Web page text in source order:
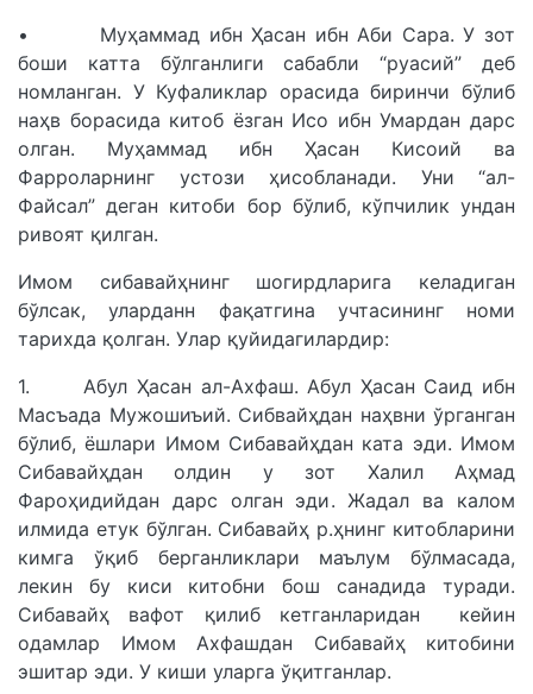
• Муҳаммад ибн Ҳасан ибн Аби Сара. У зот
боши катта бўлганлиги сабабли “руасий” деб
номланган. У Куфаликлар орасида биринчи бўлиб
наҳв борасида китоб ёзган Исо ибн Умардан дарс
олган. Муҳаммад ибн Ҳасан Кисоий ва
Фарроларнинг устози ҳисобланади. Уни “ал-
Файсал” деган китоби бор бўлиб, кўпчилик ундан
ривоят қилган.
Имом сибавайҳнинг шогирдларига келадиган
бўлсак, уларданн фақатгина учтасининг номи
тарихда қолган. Улар қуйидагилардир:
1. Абул Ҳасан ал-Ахфаш. Абул Ҳасан Саид ибн
Масъада Мужошиъий. Сибвайҳдан наҳвни ўрганган
бўлиб, ёшлари Имом Сибавайҳдан ката эди. Имом
Сибавайҳдан олдин у зот Халил Аҳмад
Фароҳидийдан дарс олган эди. Жадал ва калом
илмида етук бўлган. Сибавайҳ р.ҳнинг китобларини
кимга ўқиб берганликлари маълум бўлмасада,
лекин бу киси китобни бош санадида туради.
Сибавайҳ вафот қилиб кетганларидан кейин
одамлар Имом Ахфашдан Сибавайҳ китобини
эшитар эди. У киши уларга ўқитганлар.